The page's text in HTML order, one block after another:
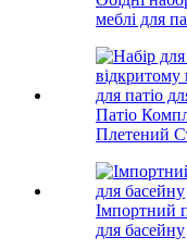
меблі для
Патіо
Плетений
Імпортний
для басейну